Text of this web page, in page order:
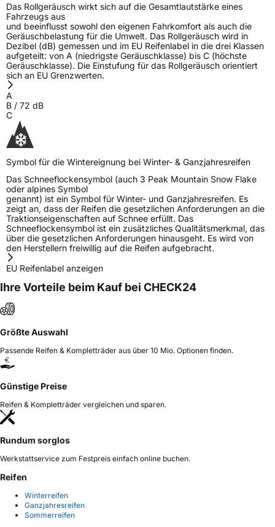
Das Rollgeräusch wirkt sich auf die Gesamtlautstärke eines
Fahrzeugs aus
und beeinflusst sowohl den eigenen Fahrkomfort als auch die
Geräuschbelastung für die Umwelt. Das Rollgeräusch wird in
Dezibel (dB) gemessen und im EU Reifenlabel in die drei Klassen
aufgeteilt: von A (niedrigste Geräuschklasse) bis C (höchste
Geräuschklasse). Die Einstufung für das Rollgeräusch orientiert
sich an EU Grenzwerten.
A
B / 72 dB
C
Symbol für die Wintereignung bei Winter- & Ganzjahresreifen
Das Schneeflockensymbol (auch 3 Peak Mountain Snow Flake
oder alpines Symbol
genannt) ist ein Symbol für Winter- und Ganzjahresreifen. Es
zeigt an, dass der Reifen die gesetzlichen Anforderungen an die
Traktionseigenschaften auf Schnee erfüllt. Das
Schneeflockensymbol ist ein zusätzliches Qualitätsmerkmal, das
über die gesetzlichen Anforderungen hinausgeht. Es wird von
den Herstellern freiwillig auf die Reifen aufgebracht.
EU Reifenlabel anzeigen
Ihre Vorteile beim Kauf bei CHECK24
Größte Auswahl
Passende Reifen & Kompletträder aus über 10 Mio. Optionen finden.
Günstige Preise
Reifen & Kompletträder vergleichen und sparen.
Rundum sorglos
Werkstattservice zum Festpreis einfach online buchen.
Reifen
Winterreifen
Ganzjahresreifen
Sommerreifen